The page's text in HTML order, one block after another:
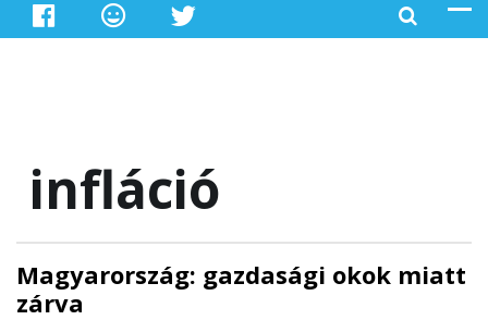
infláció
Magyarország: gazdasági okok miatt
zárva